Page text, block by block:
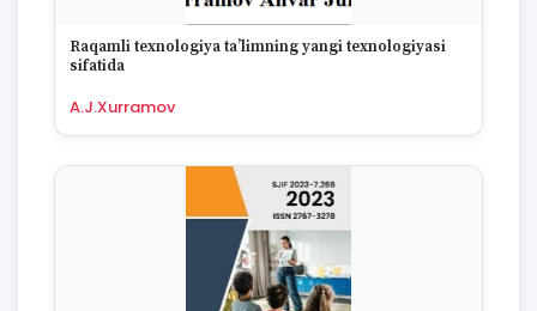
Raqamli texnologiya ta’limning yangi texnologiyasi
sifatida
A.J.Xurramov